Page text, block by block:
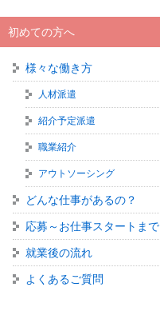
初めての方へ
様々な働き方
人材派遣
紹介予定派遣
職業紹介
アウトソーシング
どんな仕事があるの？
応募～お仕事スタートまで
就業後の流れ
よくあるご質問